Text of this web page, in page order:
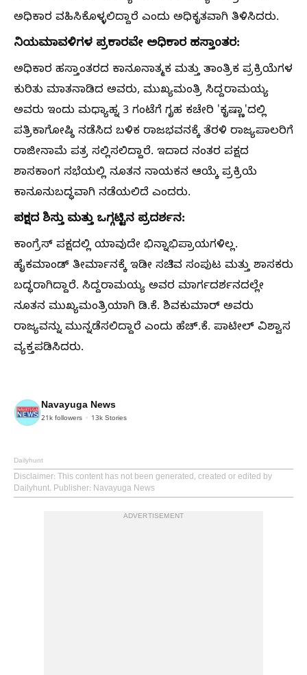
ಅಧಿಕಾರ ವಹಿಸಿಕೊಳ್ಳಲಿದ್ದಾರೆ ಎಂದು ಅಧಿಕೃತವಾಗಿ ತಿಳಿಸಿದರು.
ನಿಯಮಾವಳಿಗಳ ಪ್ರಕಾರವೇ ಅಧಿಕಾರ ಹಸ್ತಾಂತರ:
ಅಧಿಕಾರ ಹಸ್ತಾಂತರದ ಕಾನೂನಾತ್ಮಕ ಮತ್ತು ತಾಂತ್ರಿಕ ಪ್ರಕ್ರಿಯೆಗಳ
ಕುರಿತು ಮಾತನಾಡಿದ ಅವರು, ಮುಖ್ಯಮಂತ್ರಿ ಸಿದ್ದರಾಮಯ್ಯ
ಅವರು ಇಂದು ಮಧ್ಯಾಹ್ನ 3 ಗಂಟೆಗೆ ಗೃಹ ಕಚೇರಿ 'ಕೃಷ್ಣಾ'ದಲ್ಲಿ
ಪತ್ರಿಕಾಗೋಷ್ಠಿ ನಡೆಸಿದ ಬಳಿಕ ರಾಜಭವನಕ್ಕೆ ತೆರಳಿ ರಾಜ್ಯಪಾಲರಿಗೆ
ರಾಜೀನಾಮೆ ಪತ್ರ ಸಲ್ಲಿಸಲಿದ್ದಾರೆ. ಇದಾದ ನಂತರ ಪಕ್ಷದ
ಶಾಸಕಾಂಗ ಸಭೆಯಲ್ಲಿ ನೂತನ ನಾಯಕನ ಆಯ್ಕೆ ಪ್ರಕ್ರಿಯೆ
ಕಾನೂನುಬದ್ಧವಾಗಿ ನಡೆಯಲಿದೆ ಎಂದರು.
ಪಕ್ಷದ ಶಿಸ್ತು ಮತ್ತು ಒಗ್ಗಟ್ಟಿನ ಪ್ರದರ್ಶನ:
ಕಾಂಗ್ರೆಸ್ ಪಕ್ಷದಲ್ಲಿ ಯಾವುದೇ ಭಿನ್ನಾಭಿಪ್ರಾಯಗಳಿಲ್ಲ.
ಹೈಕಮಾಂಡ್ ತೀರ್ಮಾನಕ್ಕೆ ಇಡೀ ಸಚಿವ ಸಂಪುಟ ಮತ್ತು ಶಾಸಕರು
ಬದ್ಧರಾಗಿದ್ದಾರೆ. ಸಿದ್ದರಾಮಯ್ಯ ಅವರ ಮಾರ್ಗದರ್ಶನದಲ್ಲೇ
ನೂತನ ಮುಖ್ಯಮಂತ್ರಿಯಾಗಿ ಡಿ.ಕೆ. ಶಿವಕುಮಾರ್ ಅವರು
ರಾಜ್ಯವನ್ನು ಮುನ್ನಡೆಸಲಿದ್ದಾರೆ ಎಂದು ಹೆಚ್.ಕೆ. ಪಾಟೀಲ್ ವಿಶ್ವಾಸ
ವ್ಯಕ್ತಪಡಿಸಿದರು.
Navayuga News
21k followers 13k Stories
Dailyhunt
Disclaimer: This content has not been generated, created or edited by
Dailyhunt. Publisher: Navayuga News
ADVERTISEMENT